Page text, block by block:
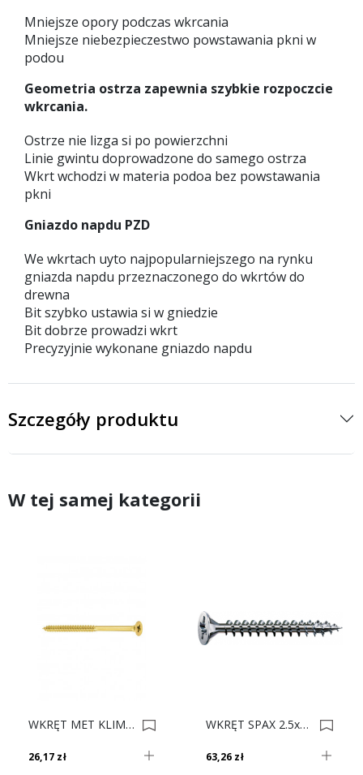
Mniejsze opory podczas wkrcania
Mniejsze niebezpieczestwo powstawania pkni w
podou
Geometria ostrza zapewnia szybkie rozpoczcie
wkrcania.
Ostrze nie lizga si po powierzchni
Linie gwintu doprowadzone do samego ostrza
Wkrt wchodzi w materia podoa bez powstawania
pkni
Gniazdo napdu PZD
We wkrtach uyto najpopularniejszego na rynku
gniazda napdu przeznaczonego do wkrtów do
drewna
Bit szybko ustawia si w gniedzie
Bit dobrze prowadzi wkrt
Precyzyjnie wykonane gniazdo napdu
Szczegóły produktu
W tej samej kategorii
WKRĘT MET KLIMAS 4.5x80 Op. 250 0013901
26,17 zł
WKRĘT SPAX 2.5x25 Op.1000 Ocynk 0001087
63,26 zł